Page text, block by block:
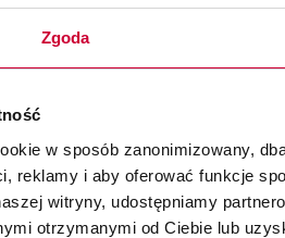
Zgoda
w sposób zanonimizowany,
reklamy i aby oferować funkcje
witryny, udostępniamy
otrzymanymi od Ciebie lub